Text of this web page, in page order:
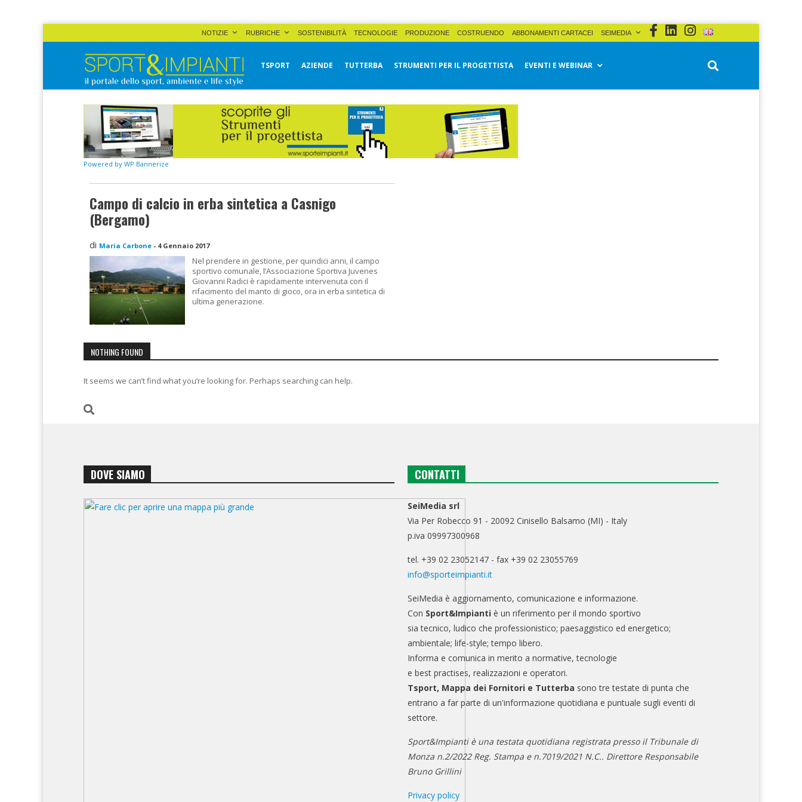
NOTIZIE RUBRICHE SOSTENIBILITÀ TECNOLOGIE PRODUZIONE COSTRUENDO ABBONAMENTI CARTACEI SEIMEDIA
Sport&Impianti
TSPORT AZIENDE TUTTERBA STRUMENTI PER IL PROGETTISTA EVENTI E WEBINAR
Powered by WP Bannerize
Campo di calcio in erba sintetica a Casnigo
(Bergamo)
di Maria Carbone - 4 Gennaio 2017
Nel prendere in gestione, per quindici anni, il campo
sportivo comunale, l’Associazione Sportiva Juvenes
Giovanni Radici è rapidamente intervenuta con il
rifacimento del manto di gioco, ora in erba sintetica di
ultima generazione.
NOTHING FOUND
It seems we can’t find what you’re looking for. Perhaps searching can help.
DOVE SIAMO CONTATTI
SeiMedia srl
Via Per Robecco 91 - 20092 Cinisello Balsamo (MI) - Italy
p.iva 09997300968
tel. +39 02 23052147 - fax +39 02 23055769
info@sporteimpianti.it
SeiMedia è aggiornamento, comunicazione e informazione.
Con Sport&Impianti è un riferimento per il mondo sportivo
sia tecnico, ludico che professionistico; paesaggistico ed energetico;
ambientale; life-style; tempo libero.
Informa e comunica in merito a normative, tecnologie
e best practises, realizzazioni e operatori.
Tsport, Mappa dei Fornitori e Tutterba sono tre testate di punta che
entrano a far parte di un'informazione quotidiana e puntuale sugli eventi di
settore.
Sport&Impianti è una testata quotidiana registrata presso il Tribunale di
Monza n.2/2022 Reg. Stampa e n.7019/2021 N.C.. Direttore Responsabile
Bruno Grillini
Privacy policy